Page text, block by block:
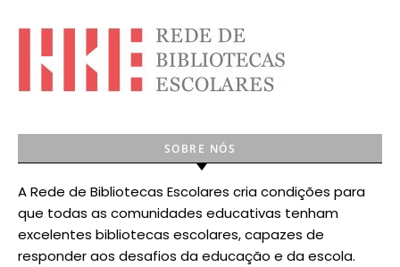
SOBRE NÓS
A Rede de Bibliotecas Escolares cria condições para
que todas as comunidades educativas tenham
excelentes bibliotecas escolares, capazes de
responder aos desafios da educação e da escola.